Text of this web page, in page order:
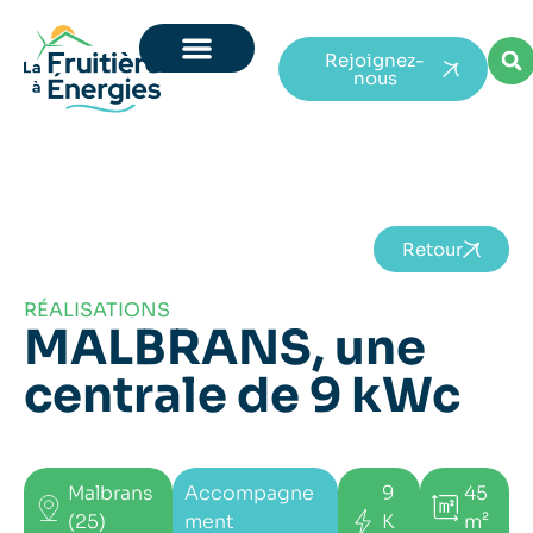
Rejoignez-
nous
RÉALISATIONS
MALBRANS, une
centrale de 9 kWc
Retour
Malbrans
(25)
Accompagne
ment
9
K
45
m²